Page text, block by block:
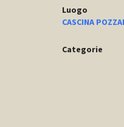
Luogo
CASCINA
Categorie